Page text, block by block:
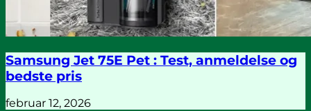
Samsung Jet 75E Pet : Test, anmeldelse og
bedste pris
februar 12, 2026